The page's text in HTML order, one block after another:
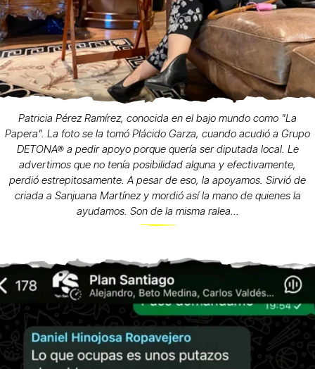
Patricia Pérez Ramírez, conocida en el bajo mundo como "La
Papera". La foto se la tomó Plácido Garza, cuando acudió a Grupo
DETONA® a pedir apoyo porque quería ser diputada local. Le
advertimos que no tenía posibilidad alguna y efectivamente,
perdió estrepitosamente. A pesar de eso, la apoyamos. Sirvió de
criada a Sanjuana Martínez y mordió así la mano de quienes la
ayudamos. Son de la misma ralea...